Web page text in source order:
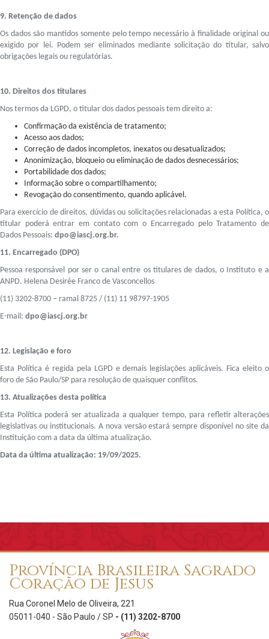
9. Retenção de dados
Os dados são mantidos somente pelo tempo necessário à finalidade original ou
exigido por lei. Podem ser eliminados mediante solicitação do titular, salvo
obrigações legais ou regulatórias.
10. Direitos dos titulares
Nos termos da LGPD, o titular dos dados pessoais tem direito a:
Confirmação da existência de tratamento;
Acesso aos dados;
Correção de dados incompletos, inexatos ou desatualizados;
Anonimização, bloqueio ou eliminação de dados desnecessários;
Portabilidade dos dados;
Informação sobre o compartilhamento;
Revogação do consentimento, quando aplicável.
Para exercício de direitos, dúvidas ou solicitações relacionadas a esta Política, o
titular poderá entrar em contato com o Encarregado pelo Tratamento de
Dados Pessoais: dpo@iascj.org.br.
11. Encarregado (DPO)
Pessoa responsável por ser o canal entre os titulares de dados, o Instituto e a
ANPD. Helena Desirée Franco de Vasconcellos
(11) 3202-8700 – ramal 8725 / (11) 11 98797-1905
E-mail: dpo@iascj.org.br
12. Legislação e foro
Esta Política é regida pela LGPD e demais legislações aplicáveis. Fica eleito o
foro de São Paulo/SP para resolução de quaisquer conflitos.
13. Atualizações desta política
Esta Política poderá ser atualizada a qualquer tempo, para refletir alterações
legislativas ou institucionais. A nova versão estará sempre disponível no site da
Instituição com a data da última atualização.
Data da última atualização: 19/09/2025.
Província Brasileira Sagrado
Coração de Jesus
Rua Coronel Melo de Oliveira, 221
05011-040 - São Paulo / SP - (11) 3202-8700